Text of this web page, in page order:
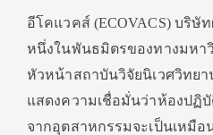
อีโคแวคส์ (ECOVACS) บริ
หนึ่งในพันธมิตรของทางมหา
หัวหน้าสถาบันวิจัยนิเวศวิทย
แสดงความเชื่อมั่นว่าห้องปฏิ
จากอุตสาหกรรมจะเป็นเหมื